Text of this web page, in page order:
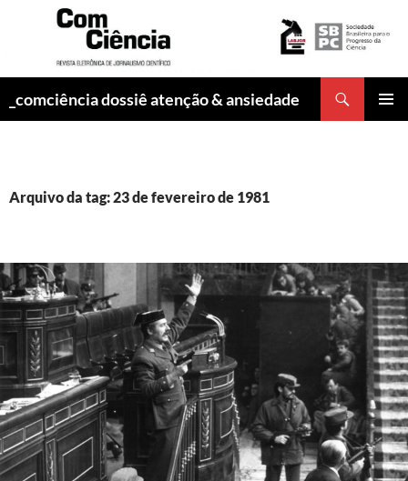
_comciência dossiê atenção & ansiedade
Arquivo da tag: 23 de fevereiro de 1981